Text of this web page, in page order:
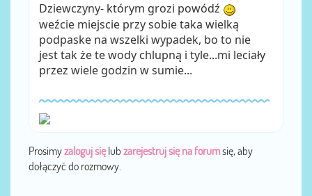
Dziewczyny- którym grozi powódź
weźcie miejscie przy sobie taka wielką
podpaske na wszelki wypadek, bo to nie
jest tak że te wody chlupną i tyle...mi leciały
przez wiele godzin w sumie...
Prosimyzaloguj sięlub zarejestruj się na forumsię, aby
dołączyć do rozmowy.